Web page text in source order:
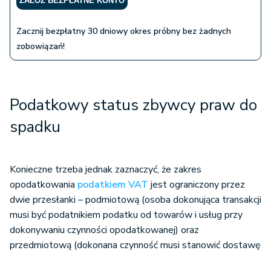
Zacznij bezpłatny 30 dniowy okres próbny bez żadnych
zobowiązań!
Podatkowy status zbywcy praw do
spadku
Konieczne trzeba jednak zaznaczyć, że zakres
opodatkowania podatkiem VAT jest ograniczony przez
dwie przesłanki – podmiotową (osoba dokonująca transakcji
musi być podatnikiem podatku od towarów i usług przy
dokonywaniu czynności opodatkowanej) oraz
przedmiotową (dokonana czynność musi stanowić dostawę